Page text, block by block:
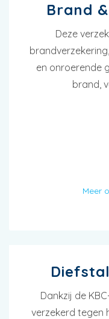
Brand
Deze
en onroerende
brand,
Meer
Dankzij de
verzekerd tegen